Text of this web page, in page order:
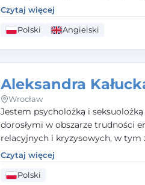
seksualnego, żałoby, kryzysów
zawodowego. Pracuję w języku
podejściu humanistycznym,
Czytaj więcej
Polski Angielski
Aleksandra
Wrocław
Jestem psycholożką i
dorosłymi w obszarze trudności
relacyjnych i kryzysowych, w tym
doświadczeniach przemocy.
kliniczną oraz studia
i seksuologii klinicznej na SWPS
Czytaj więcej
Polski